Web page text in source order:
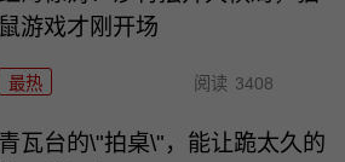
鼠游戏才刚开场
最热 阅读 3408
青瓦台的\"拍桌\"，能让跪太久的